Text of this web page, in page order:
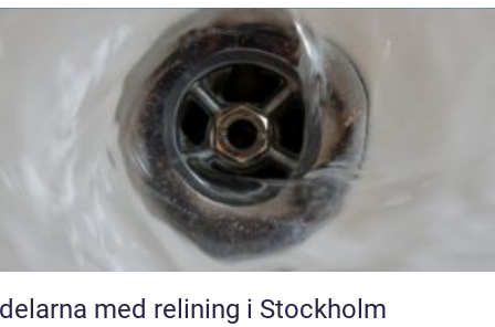
med relining i Stockholm